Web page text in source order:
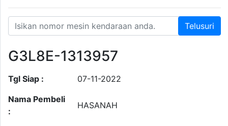
G3L8E-1313957
Tgl Siap :
07-11-2022
Nama Pembeli
:
HASANAH